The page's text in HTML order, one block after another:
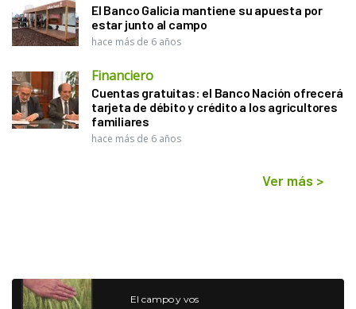
El Banco Galicia mantiene su apuesta por
estar junto al campo
hace más de 6 años
Financiero
Cuentas gratuitas: el Banco Nación ofrecerá
tarjeta de débito y crédito a los agricultores
familiares
hace más de 6 años
Ver más >
El campo y vos